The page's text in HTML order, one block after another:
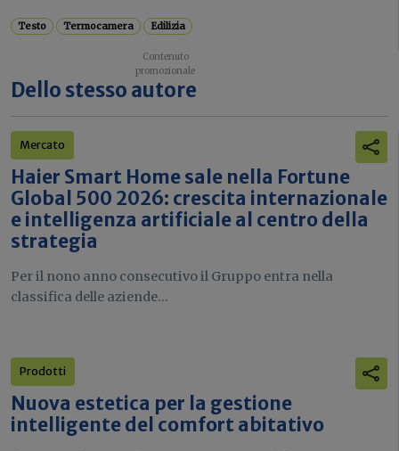
Testo Termocamera Edilizia
Dello stesso autore
Mercato
Haier Smart Home sale nella Fortune
Global 500 2026: crescita internazionale
e intelligenza artificiale al centro della
strategia
Per il nono anno consecutivo il Gruppo entra nella
classifica delle aziende...
Prodotti
Nuova estetica per la gestione
intelligente del comfort abitativo